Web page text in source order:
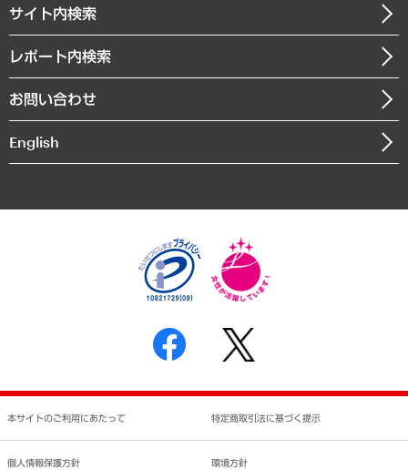
まちづくり・観光・交通・スポーツ・スマートシティ
自然資源・農林水産業・食料システム
メディア掲載・出演
沿革
組織図・本部部室紹介
インドネシア現地法人
個人情報保護方針
反社会的勢力に対する基本方針
書面による個人情報の開示等の請求の手続きについて
サイト内検索
レポート内検索
お問い合わせ
English
本サイトのご利用にあたって 特定商取引法に基づく提示
個人情報保護方針 環境方針